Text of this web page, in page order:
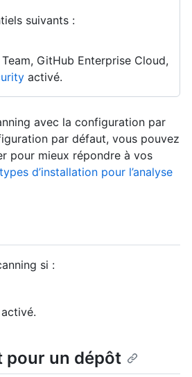
suivants :
GitHub Enterprise Cloud,
activé.
avec la configuration par
par défaut, vous pouvez
pour mieux répondre à vos
d’installation pour l’analyse
si :
pour un dépôt